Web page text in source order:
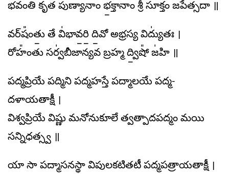
భవంతి కృత పుణ్యానాం భ॒క్తానాం శ్రీ సూ᳚క్తం జపేత్సదా ॥
వర్​షం᳚తు॒ తే వి॑భావ॒రి॒ ది॒వో అభ్రస్య విద్యు॑తః ।
రోహం᳚తు సర్వ॑బీజాన్యవ బ్రహ్మ ద్వి॒షో᳚ జ॑హి ॥
పద్మప్రియే పద్మిని పద్మహస్తే పద్మాలయే పద్మ-
దళాయతాక్షీ ।
విశ్వప్రియే విష్ణు మనోనుకూలే త్వత్పాదపద్మం మయి
సన్నిధత్స్వ ॥
యా సా పద్మాసనస్థా విపులకటితటీ పద్మపత్రాయతాక్షీ ।